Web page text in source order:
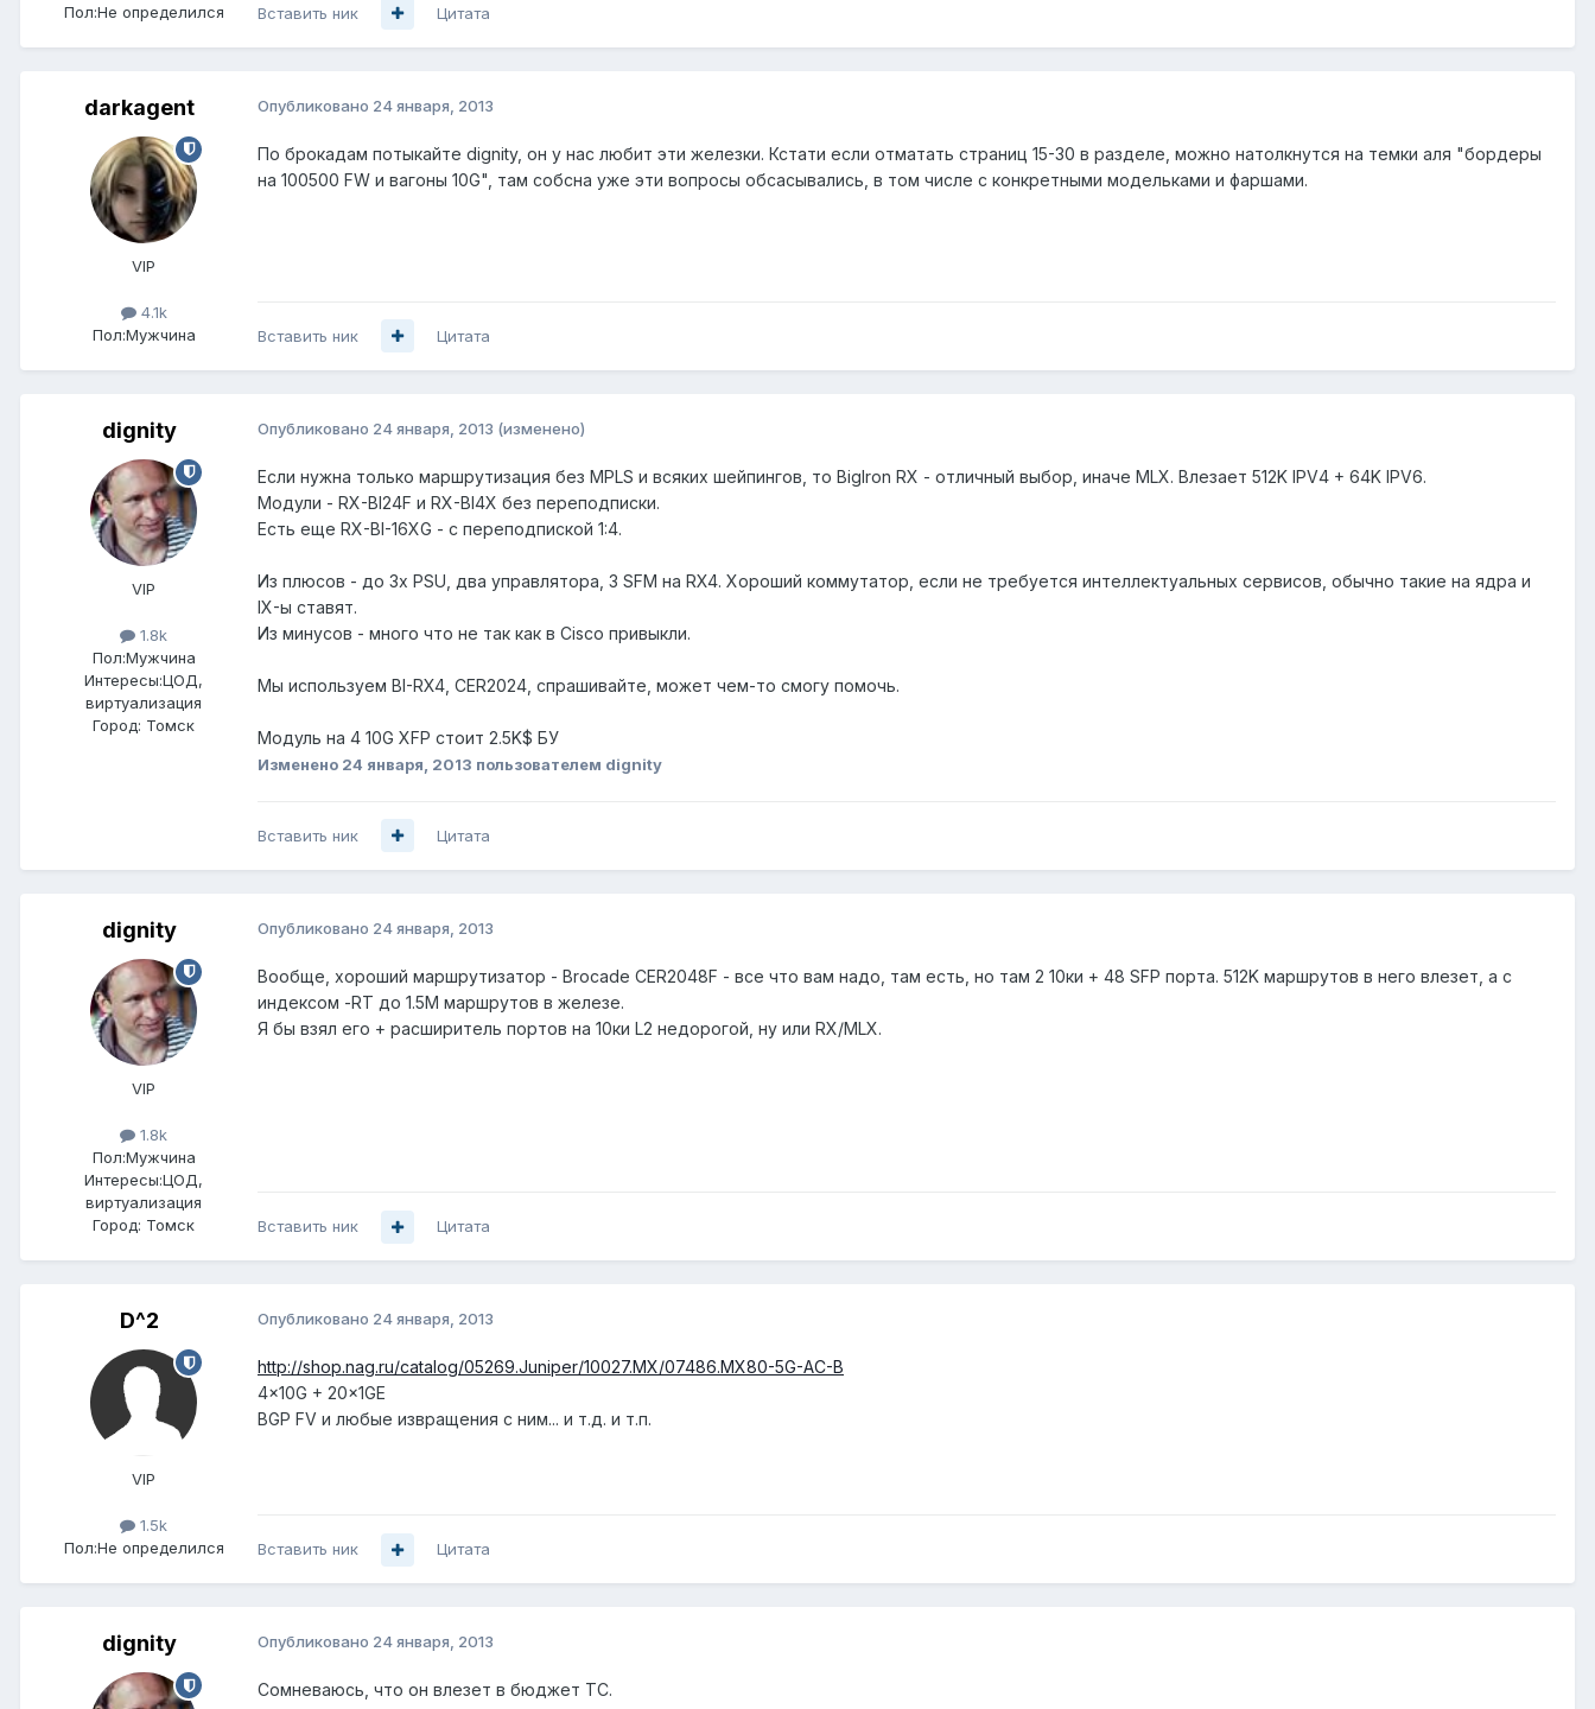
Пол:Не определился Вставить ник Цитата
darkagent
VIP
4.1k
Пол:Мужчина
Опубликовано 24 января, 2013
По брокадам потыкайте dignity, он у нас любит эти железки. Кстати если отматать страниц 15-30 в разделе, можно натолкнутся на темки аля "бордеры
на 100500 FW и вагоны 10G", там собсна уже эти вопросы обсасывались, в том числе с конкретными модельками и фаршами.
Вставить ник Цитата
dignity
VIP
1.8k
Пол:Мужчина
Интересы:ЦОД,
виртуализация
Город: Томск
Опубликовано 24 января, 2013 (изменено)
Если нужна только маршрутизация без MPLS и всяких шейпингов, то BigIron RX - отличный выбор, иначе MLX. Влезает 512K IPV4 + 64K IPV6.
Модули - RX-BI24F и RX-BI4X без переподписки.
Есть еще RX-BI-16XG - с переподпиской 1:4.
Из плюсов - до 3х PSU, два управлятора, 3 SFM на RX4. Хороший коммутатор, если не требуется интеллектуальных сервисов, обычно такие на ядра и
IX-ы ставят.
Из минусов - много что не так как в Cisco привыкли.
Мы используем BI-RX4, CER2024, спрашивайте, может чем-то смогу помочь.
Модуль на 4 10G XFP стоит 2.5K$ БУ
Изменено 24 января, 2013 пользователем dignity
Вставить ник Цитата
dignity
VIP
1.8k
Пол:Мужчина
Интересы:ЦОД,
виртуализация
Город: Томск
Опубликовано 24 января, 2013
Вообще, хороший маршрутизатор - Brocade CER2048F - все что вам надо, там есть, но там 2 10ки + 48 SFP порта. 512K маршрутов в него влезет, а с
индексом -RT до 1.5M маршрутов в железе.
Я бы взял его + расширитель портов на 10ки L2 недорогой, ну или RX/MLX.
Вставить ник Цитата
D^2
VIP
1.5k
Пол:Не определился
Опубликовано 24 января, 2013
http://shop.nag.ru/catalog/05269.Juniper/10027.MX/07486.MX80-5G-AC-B
4x10G + 20x1GE
BGP FV и любые извращения с ним... и т.д. и т.п.
Вставить ник Цитата
dignity Опубликовано 24 января, 2013
Сомневаюсь, что он влезет в бюджет ТС.